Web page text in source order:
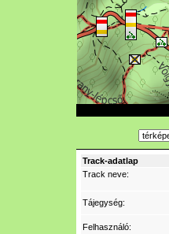
Track-adatlap
Track neve:
Tájegység:
Felhasználó: